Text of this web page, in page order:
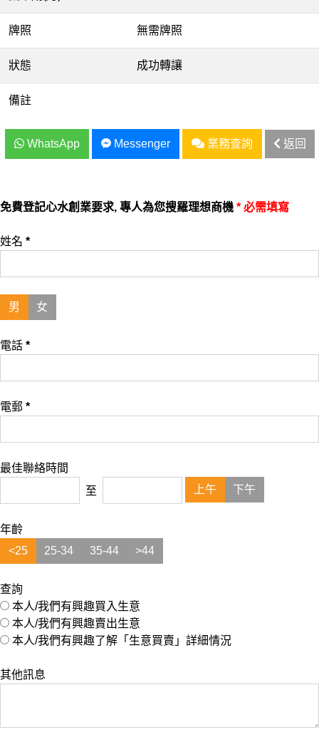
牌照 無需牌照
狀態 成功轉讓
備註
WhatsApp Messenger 業務查詢 返回
免費登記心水創業要求, 專人為您搜羅理想商機 * 必需填寫
姓名 *
男 女
電話 *
電郵 *
最佳聯絡時間
至
上午 下午
年齡
<25
25-34 35-44 >44
查詢
本人/我們有興趣買入生意
本人/我們有興趣賣出生意
本人/我們有興趣了解「生意買賣」詳細情況
其他訊息